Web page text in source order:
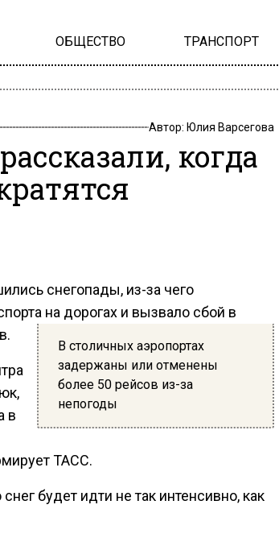
ОБЩЕСТВО ТРАНСПОРТ
Автор: Юлия Варсегова
когда
снегопады, из-за чего
на дорогах и вызвало сбой в
В столичных аэропортах
задержаны или отменены
более 50 рейсов из-за
непогоды
в
ТАСС.
будет идти не так интенсивно, как